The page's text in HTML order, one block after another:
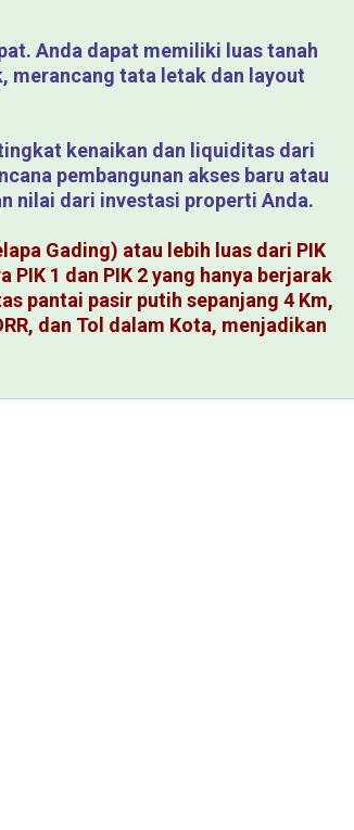
Anda dapat memiliki luas tanah
merancang tata letak dan layout
kenaikan dan liquiditas dari
pembangunan akses baru atau
nilai dari investasi properti Anda.
Gading) atau lebih luas dari PIK
1 dan PIK 2 yang hanya berjarak
pantai pasir putih sepanjang 4 Km,
dan Tol dalam Kota, menjadikan